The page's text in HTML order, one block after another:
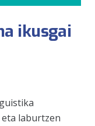
ikusgai
laburtzen